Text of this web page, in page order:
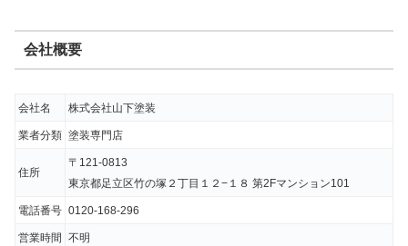
会社概要
会社名 株式会社山下塗装
業者分類 塗装専門店
住所
〒121-0813
東京都足立区竹の塚２丁目１２−１８ 第2Fマンション101
電話番号 0120-168-296
営業時間 不明